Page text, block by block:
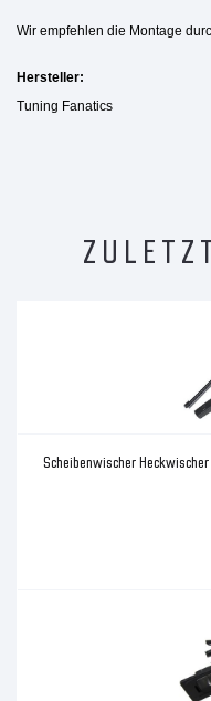
Wir empfehlen die Montage
Hersteller:
Tuning Fanatics
Scheibenwischer